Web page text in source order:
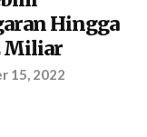
Hingga
Miliar
15, 2022